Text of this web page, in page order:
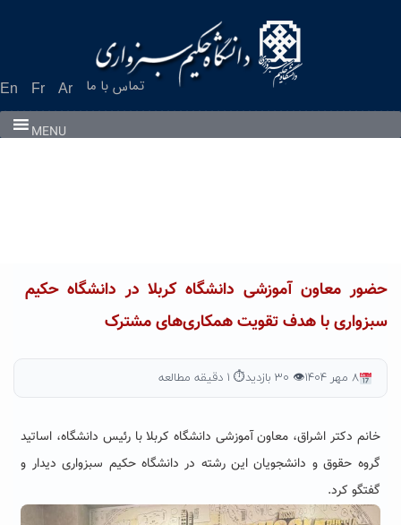
En Fr Ar تماس با ما
MENU
حضور معاون آموزشی دانشگاه کربلا در دانشگاه حکیم
سبزواری با هدف تقویت همکاری‌های مشترک
۸ مهر ۱۴۰۴ 👁 ۳۰ بازدید ⏱ ۱ دقیقه مطالعه
خانم دکتر اشراق، معاون آموزشی دانشگاه کربلا با رئیس دانشگاه، اساتید
گروه حقوق و دانشجویان این رشته در دانشگاه حکیم سبزواری دیدار و
گفتگو کرد.